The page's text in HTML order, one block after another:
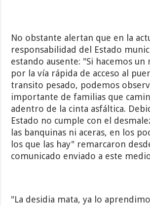
No obstante alertan que en la
responsabilidad del Estado
estando ausente: "Si hacemos
por la vía rápida de acceso al
transito pesado, podemos
importante de familias que
adentro de la cinta asfáltica.
Estado no cumple con el
las banquinas ni aceras, en los
los que las hay" remarcaron
comunicado enviado a este
"La desidia mata, ya lo